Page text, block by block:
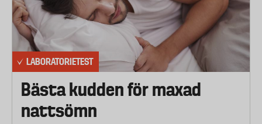
LABORATORIETEST
Bästa kudden för maxad
nattsömn